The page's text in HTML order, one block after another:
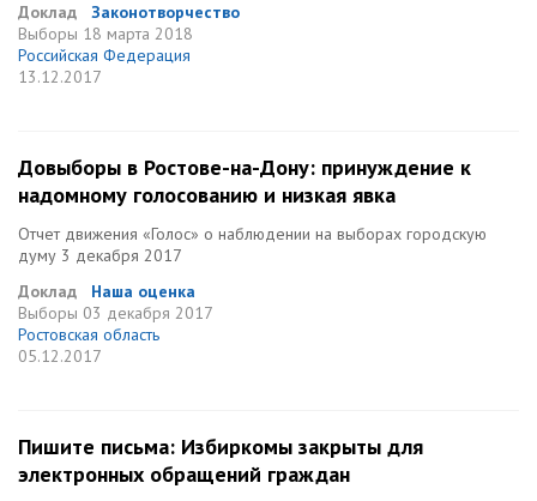
Доклад
Законотворчество
Выборы 18 марта 2018
Российская Федерация
13.12.2017
Довыборы в Ростове-на-Дону: принуждение к
надомному голосованию и низкая явка
Отчет движения «Голос» о наблюдении на выборах городскую
думу 3 декабря 2017
Доклад
Наша оценка
Выборы 03 декабря 2017
Ростовская область
05.12.2017
Пишите письма: Избиркомы закрыты для
электронных обращений граждан